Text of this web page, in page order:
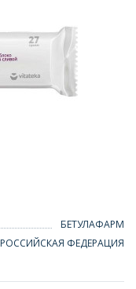
БЕТУЛАФАРМ
РОССИЙСКАЯ ФЕДЕРАЦИЯ